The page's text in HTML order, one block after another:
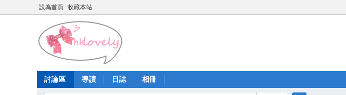
設為首頁 收藏本站
討論區 導讀 日誌 相冊